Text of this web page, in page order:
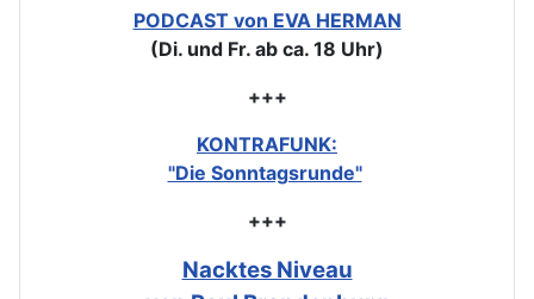
PODCAST von EVA HERMAN
(Di. und Fr. ab ca. 18 Uhr)
+++
KONTRAFUNK:
"Die Sonntagsrunde"
+++
Nacktes Niveau